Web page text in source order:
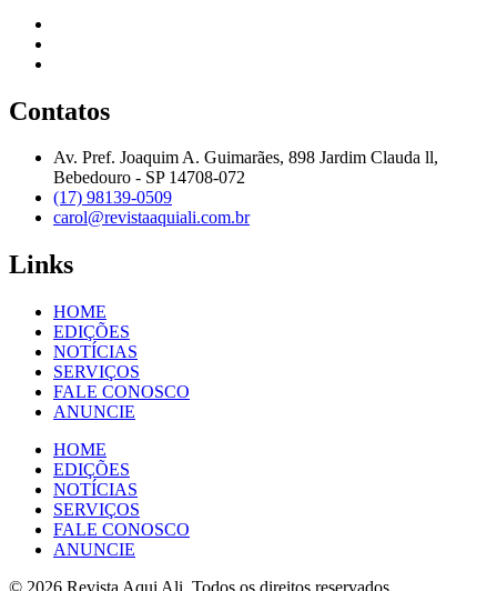
Contatos
Av. Pref. Joaquim A. Guimarães, 898 Jardim Clauda ll,
Bebedouro - SP 14708-072
(17) 98139-0509
carol@revistaaquiali.com.br
Links
HOME
EDIÇÕES
NOTÍCIAS
SERVIÇOS
FALE CONOSCO
ANUNCIE
HOME
EDIÇÕES
NOTÍCIAS
SERVIÇOS
FALE CONOSCO
ANUNCIE